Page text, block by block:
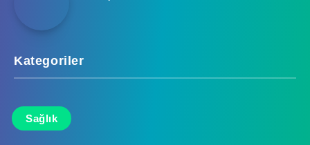
Kategoriler
Sağlık